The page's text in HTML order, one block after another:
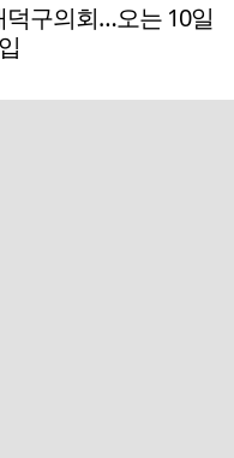
구의회…오는 10일